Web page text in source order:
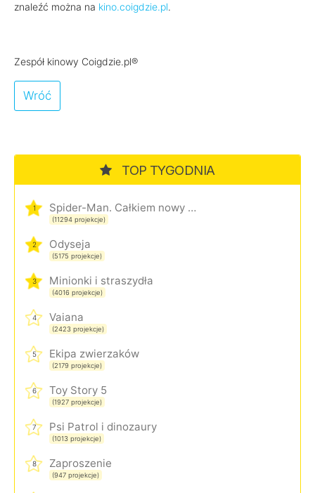
znaleźć można na kino.coigdzie.pl.
Zespół kinowy Coigdzie.pl®
Wróć
TOP TYGODNIA
1 Spider-Man. Całkiem nowy dzień
(11294 projekcje)
2 Odyseja
(5175 projekcje)
3 Minionki i straszydła
(4016 projekcje)
4 Vaiana
(2423 projekcje)
5 Ekipa zwierzaków
(2179 projekcje)
6 Toy Story 5
(1927 projekcje)
7 Psi Patrol i dinozaury
(1013 projekcje)
8 Zaproszenie
(947 projekcje)